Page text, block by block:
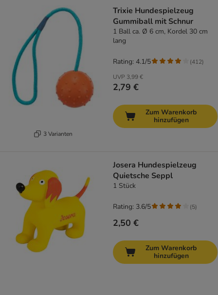
3 Varianten
Trixie Hundespielzeug
Gummiball mit Schnur
1 Ball ca. Ø 6 cm, Kordel 30 cm
lang
UVP 3,99 €
2,79 €
Rating: 4.1/5 (412)
Zum Warenkorb
hinzufügen
Josera Hundespielzeug
Quietsche Seppl
1 Stück
2,50 €
Rating: 3.6/5 (5)
Zum Warenkorb
hinzufügen